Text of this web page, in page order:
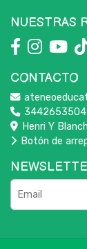
NUESTRAS
CONTACTO
3442653504
Henri Y
Botón de